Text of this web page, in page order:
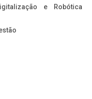
e Robótica